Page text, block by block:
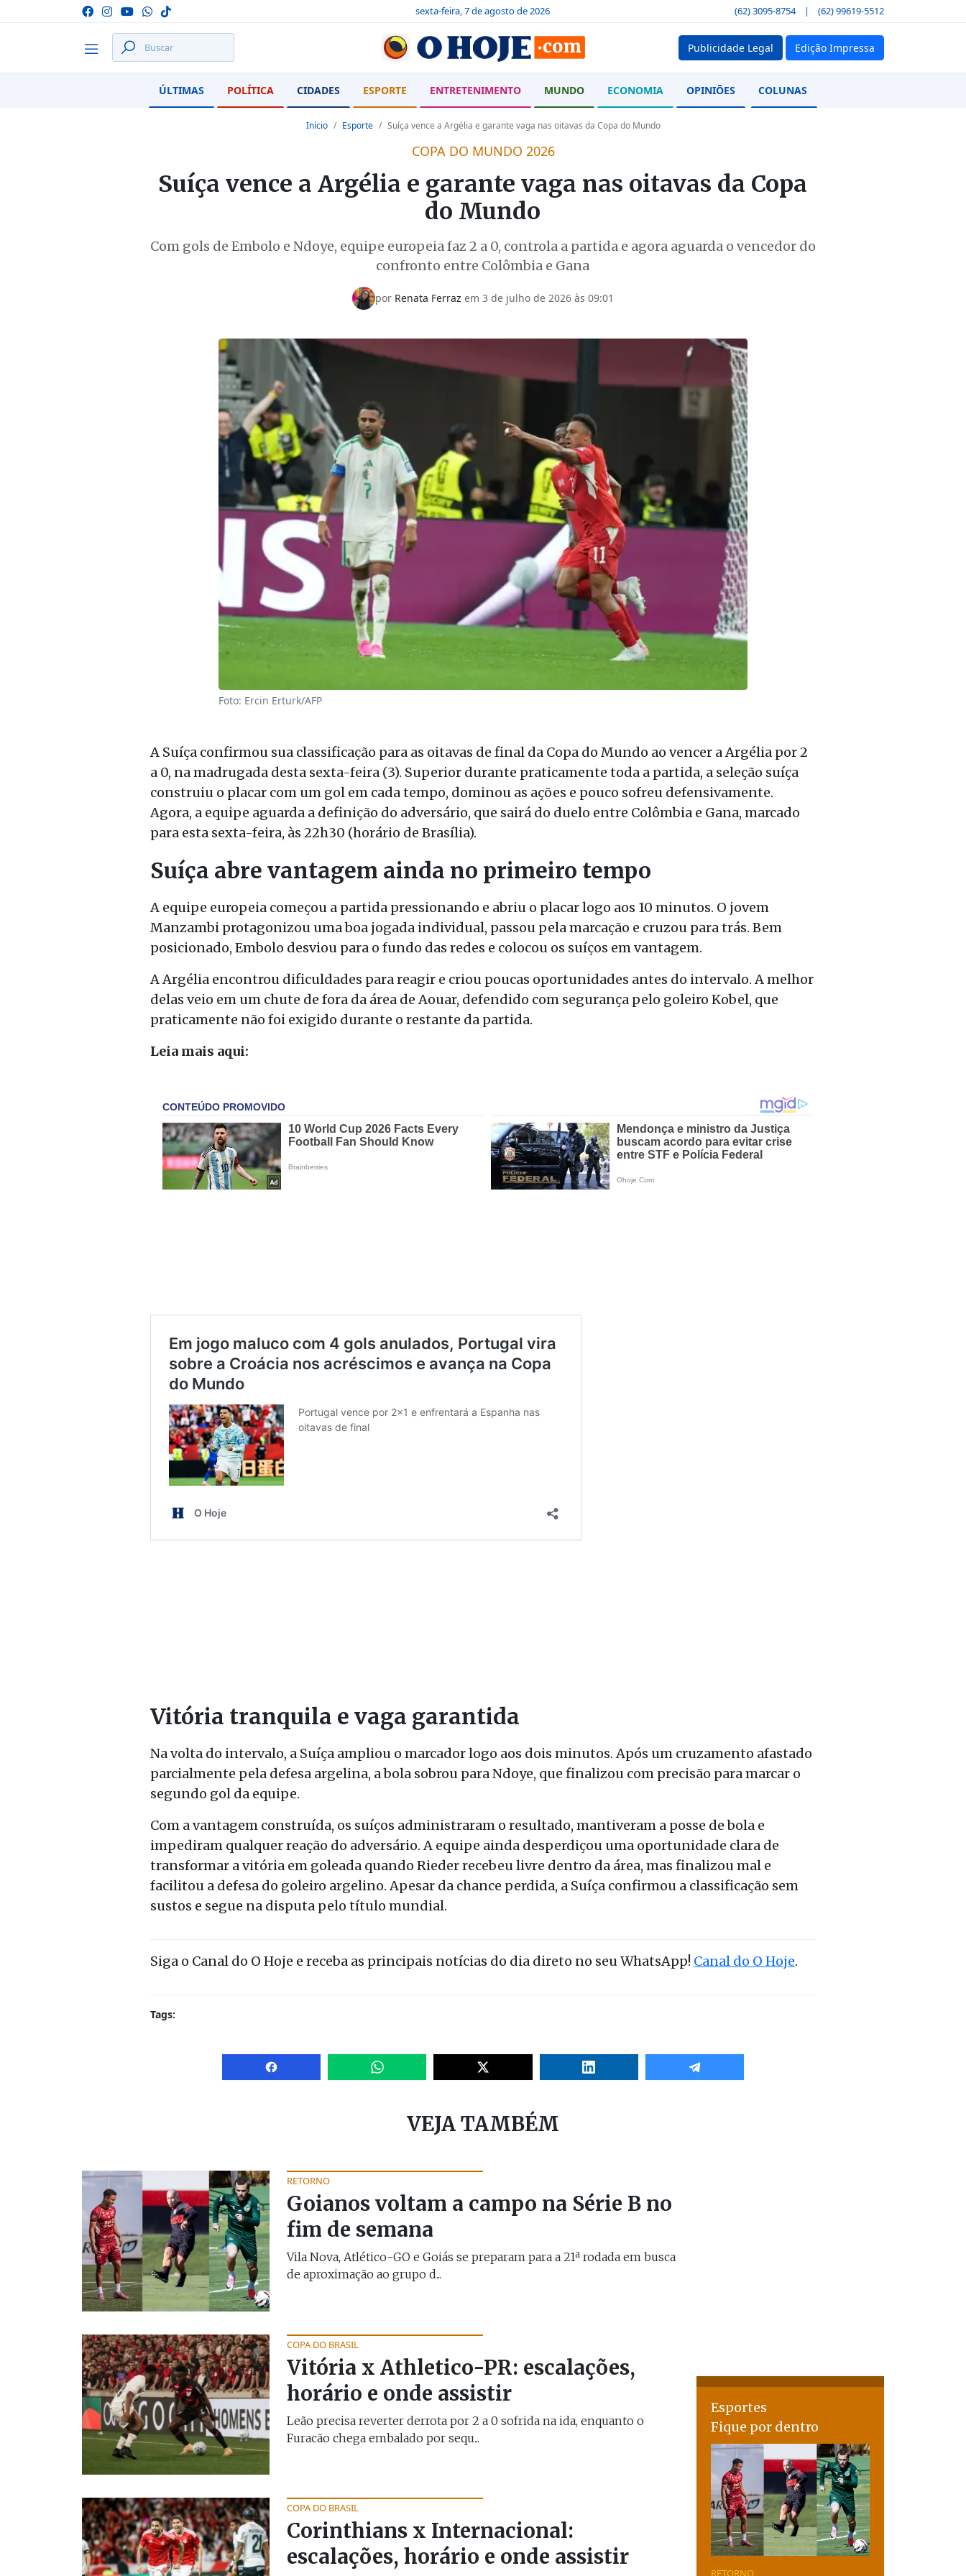
sexta-feira, 7 de agosto de 2026 (62) 3095-8754 | (62) 99619-5512
Publicidade Legal Edição Impressa
ÚLTIMAS POLÍTICA CIDADES ESPORTE ENTRETENIMENTO MUNDO ECONOMIA OPINIÕES COLUNAS
Início Esporte Suíça vence a Argélia e garante vaga nas oitavas da Copa do Mundo
COPA DO MUNDO 2026
Suíça vence a Argélia e garante vaga nas oitavas da Copa
do Mundo
Com gols de Embolo e Ndoye, equipe europeia faz 2 a 0, controla a partida e agora aguarda o vencedor do
confronto entre Colômbia e Gana
por Renata Ferraz em 3 de julho de 2026 às 09:01
Foto: Ercin Erturk/AFP
A Suíça confirmou sua classificação para as oitavas de final da Copa do Mundo ao vencer a Argélia por 2
a 0, na madrugada desta sexta-feira (3). Superior durante praticamente toda a partida, a seleção suíça
construiu o placar com um gol em cada tempo, dominou as ações e pouco sofreu defensivamente.
Agora, a equipe aguarda a definição do adversário, que sairá do duelo entre Colômbia e Gana, marcado
para esta sexta-feira, às 22h30 (horário de Brasília).
Suíça abre vantagem ainda no primeiro tempo
A equipe europeia começou a partida pressionando e abriu o placar logo aos 10 minutos. O jovem
Manzambi protagonizou uma boa jogada individual, passou pela marcação e cruzou para trás. Bem
posicionado, Embolo desviou para o fundo das redes e colocou os suíços em vantagem.
A Argélia encontrou dificuldades para reagir e criou poucas oportunidades antes do intervalo. A melhor
delas veio em um chute de fora da área de Aouar, defendido com segurança pelo goleiro Kobel, que
praticamente não foi exigido durante o restante da partida.
Leia mais aqui:
Vitória tranquila e vaga garantida
Na volta do intervalo, a Suíça ampliou o marcador logo aos dois minutos. Após um cruzamento afastado
parcialmente pela defesa argelina, a bola sobrou para Ndoye, que finalizou com precisão para marcar o
segundo gol da equipe.
Com a vantagem construída, os suíços administraram o resultado, mantiveram a posse de bola e
impediram qualquer reação do adversário. A equipe ainda desperdiçou uma oportunidade clara de
transformar a vitória em goleada quando Rieder recebeu livre dentro da área, mas finalizou mal e
facilitou a defesa do goleiro argelino. Apesar da chance perdida, a Suíça confirmou a classificação sem
sustos e segue na disputa pelo título mundial.
Siga o Canal do O Hoje e receba as principais notícias do dia direto no seu WhatsApp! Canal do O Hoje.
Tags:
VEJA TAMBÉM
RETORNO
Goianos voltam a campo na Série B no
fim de semana
Vila Nova, Atlético-GO e Goiás se preparam para a 21ª rodada em busca
de aproximação ao grupo d...
COPA DO BRASIL
Vitória x Athletico-PR: escalações,
horário e onde assistir
Leão precisa reverter derrota por 2 a 0 sofrida na ida, enquanto o
Furacão chega embalado por sequ...
COPA DO BRASIL
Corinthians x Internacional:
escalações, horário e onde assistir
Esportes
Fique por dentro
RETORNO